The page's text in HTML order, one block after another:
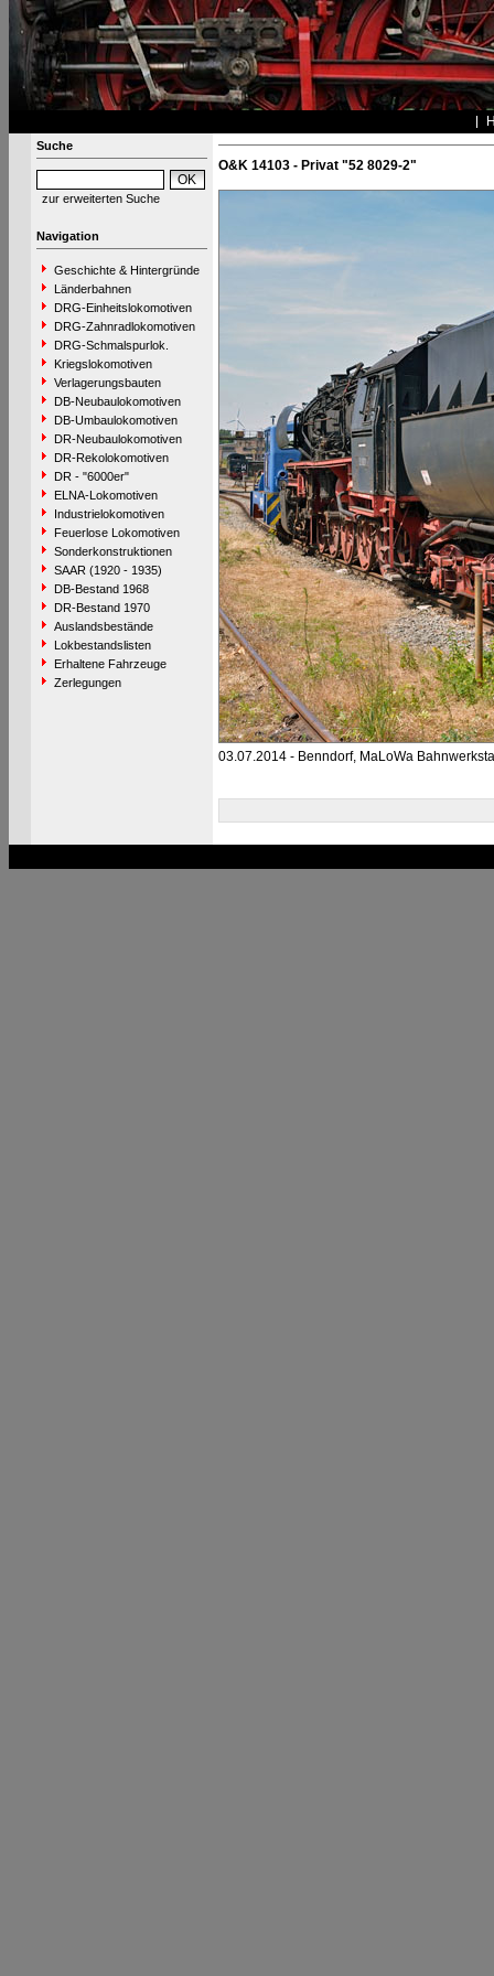
Suche
zur erweiterten Suche
Navigation
Geschichte & Hintergründe
Länderbahnen
DRG-Einheitslokomotiven
DRG-Zahnradlokomotiven
DRG-Schmalspurlok.
Kriegslokomotiven
Verlagerungsbauten
DB-Neubaulokomotiven
DB-Umbaulokomotiven
DR-Neubaulokomotiven
DR-Rekolokomotiven
DR - "6000er"
ELNA-Lokomotiven
Industrielokomotiven
Feuerlose Lokomotiven
Sonderkonstruktionen
SAAR (1920 - 1935)
DB-Bestand 1968
DR-Bestand 1970
Auslandsbestände
Lokbestandslisten
Erhaltene Fahrzeuge
Zerlegungen
O&K 14103 - Privat "52 8029-2"
03.07.2014 - Benndorf, MaLoWa